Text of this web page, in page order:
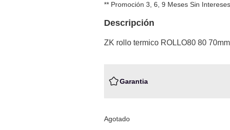
** Promoción 3, 6, 9 Meses Sin
Descripción
ZK rollo termico ROLLO80 80
Garantia
Agotado